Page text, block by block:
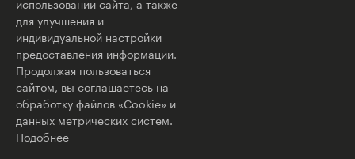
для улучшения и
индивидуальной настройки
предоставления информации.
Продолжая пользоваться
сайтом, вы соглашаетесь на
обработку файлов «Cookie» и
данных метрических систем.
Подобнее